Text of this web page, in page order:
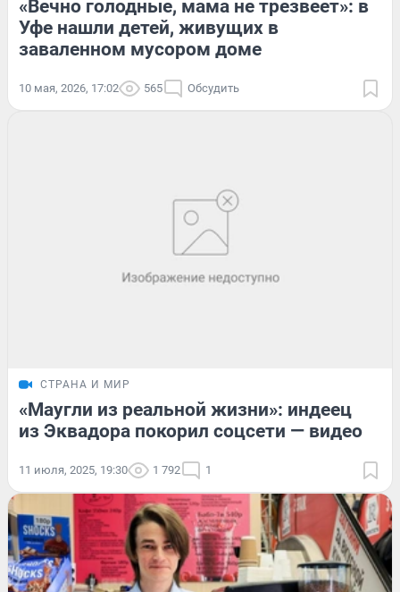
«Вечно голодные, мама не трезвеет»: в
Уфе нашли детей, живущих в
заваленном мусором доме
10 мая, 2026, 17:02 565 Обсудить
СТРАНА И МИР
«Маугли из реальной жизни»: индеец
из Эквадора покорил соцсети — видео
11 июля, 2025, 19:30 1 792 1